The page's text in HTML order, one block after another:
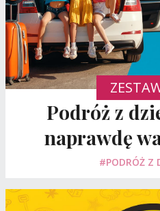
Podróż z
naprawdę
#PODRÓŻ Z